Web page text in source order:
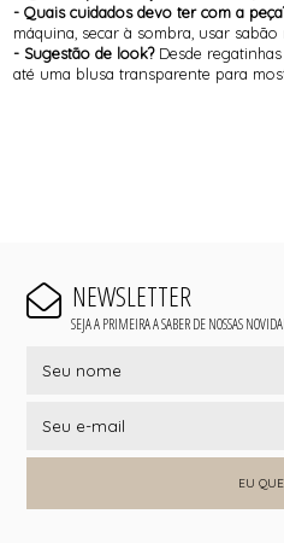
- Quais cuidados devo ter com a
máquina, secar à sombra, usar sabão
- Sugestão de look?Desde
até uma blusa transparente para
NEWSLETTER
SEJA A PRIMEIRA A SABER DE NOSSAS
EU